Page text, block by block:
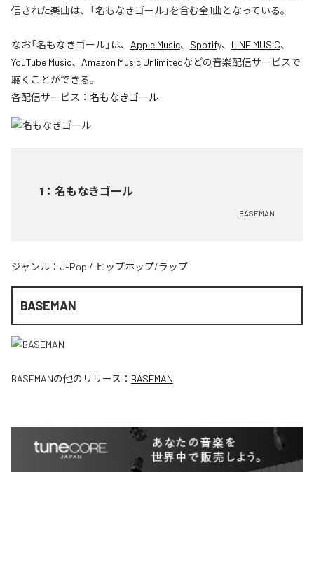
信された楽曲は、「名もなきゴール」を含む全1曲となっている。
なお「名もなきゴール」は、 Apple Music、 Spotify、 LINE MUSIC、
YouTube Music、 Amazon Music Unlimitedなどの音楽配信サービスで
聴くことができる。
各配信サービス： 名もなきゴール
1 ： 名もなきゴール
BASEMAN
ジャンル： J-Pop / ヒップホップ/ラップ
BASEMAN
BASEMANの他のリリース： BASEMAN